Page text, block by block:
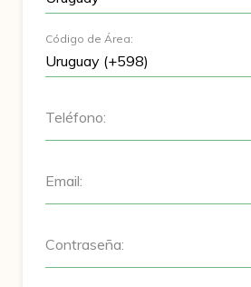
Código de Área:
Teléfono:
Email:
Contraseña: